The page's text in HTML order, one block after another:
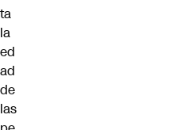
ta
la
ed
ad
de
las